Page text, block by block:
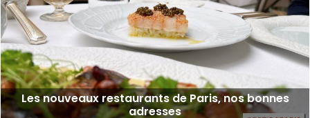
Les nouveaux restaurants de Paris, nos bonnes
adresses